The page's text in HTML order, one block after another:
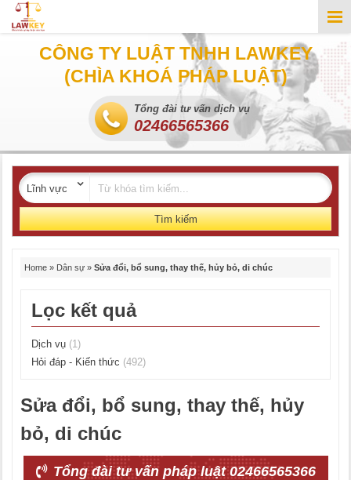
CÔNG TY LUẬT TNHH LAWKEY
(CHÌA KHOÁ PHÁP LUẬT)
Tổng đài tư vấn dịch vụ
02466565366
Tìm kiếm
Home » Dân sự » Sửa đổi, bổ sung, thay thế, hủy bỏ, di chúc
Lọc kết quả
Dịch vụ (1)
Hỏi đáp - Kiến thức (492)
Sửa đổi, bổ sung, thay thế, hủy
bỏ, di chúc
Tổng đài tư vấn pháp luật 02466565366